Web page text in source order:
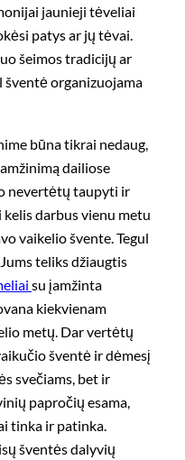
jaunieji tėveliai
patys ar jų tėvai.
šeimos tradicijų ar
organizuojama
būna tikrai nedaug,
dailiose
nevertėtų taupyti ir
darbus vienu metu
vaikelio švente. Tegul
teliks džiaugtis
su įamžinta
kiekvienam
metų. Dar vertėtų
šventė ir dėmesį
svečiams, bet ir
papročių esama,
tinka ir patinka.
šventės dalyvių